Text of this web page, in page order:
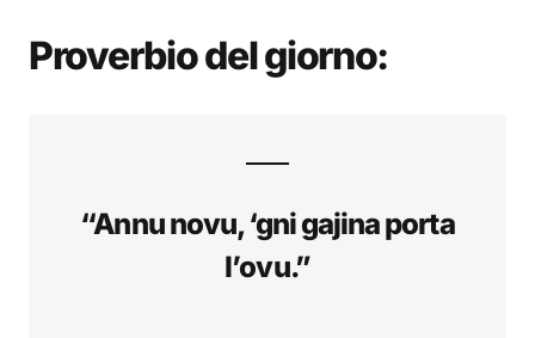
Proverbio del giorno:
“Annu novu, ‘gni gajina porta
l’ovu.”